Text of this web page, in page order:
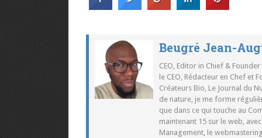
Beugré Jean-
CEO, Editor in Chief &
le CEO, Rédacteur en Chef et
Créateurs Bio, Le Journal du
de nature, je me forme
que dans ce qui touche au
maintenant 15 sur le web,
Management, le